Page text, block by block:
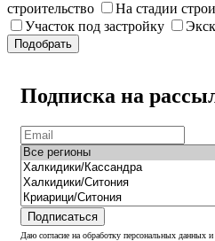
строительство
На стадии
Участок под застройку
Подобрать
Подписка на
Подписаться
Даю согласие на обработку персональных данных